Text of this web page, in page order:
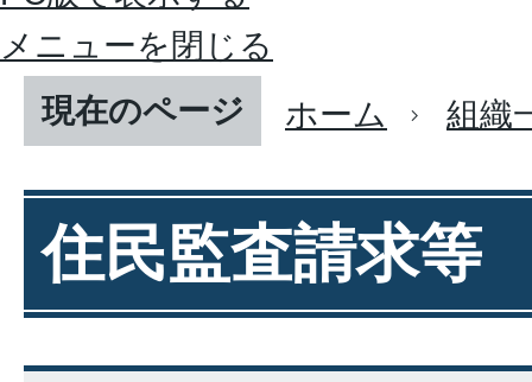
メニューを閉じる
現在のページ
ホーム 組織
住民監査請求等